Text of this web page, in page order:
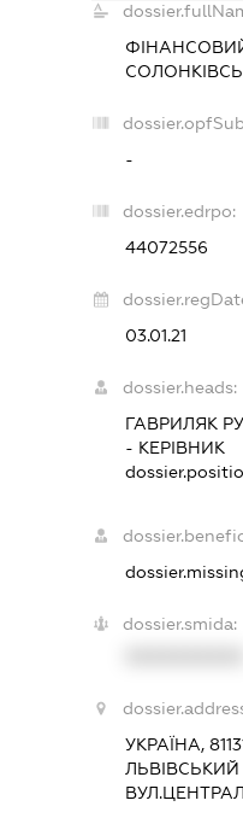
-
dossier.edrpo:
44072556
03.01.21
dossier.heads:
ГАВРИЛЯК
- КЕРІВНИК
dossier.smida:
УКРАЇНА,